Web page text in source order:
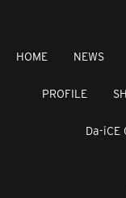
HOME NEWS
PROFILE
Da-iCE